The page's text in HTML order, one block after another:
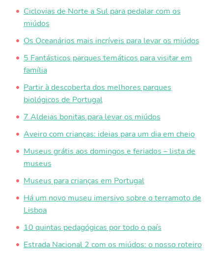
Ciclovias de Norte a Sul para pedalar com os
miúdos
Os Oceanários mais incríveis para levar os miúdos
5 Fantásticos parques temáticos para visitar em
família
Partir à descoberta dos melhores parques
biológicos de Portugal
7 Aldeias bonitas para levar os miúdos
Aveiro com crianças: ideias para um dia em cheio
Museus grátis aos domingos e feriados – lista de
museus
Museus para crianças em Portugal
Há um novo museu imersivo sobre o terramoto de
Lisboa
10 quintas pedagógicas por todo o país
Estrada Nacional 2 com os miúdos: o nosso roteiro